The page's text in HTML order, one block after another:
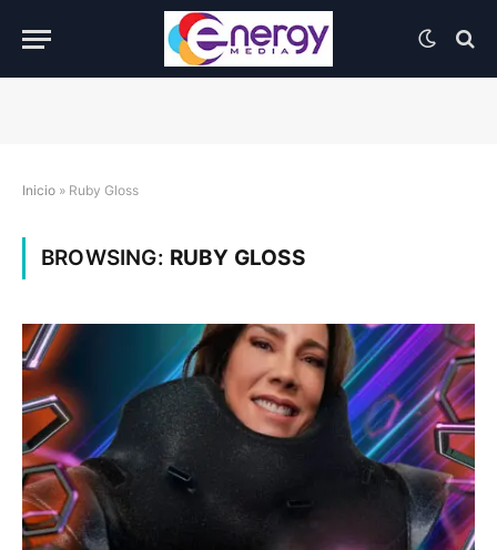
Inicio » Ruby Gloss
BROWSING: RUBY GLOSS